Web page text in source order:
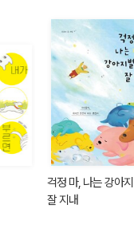
걱정 마, 나는 강아
잘 지내